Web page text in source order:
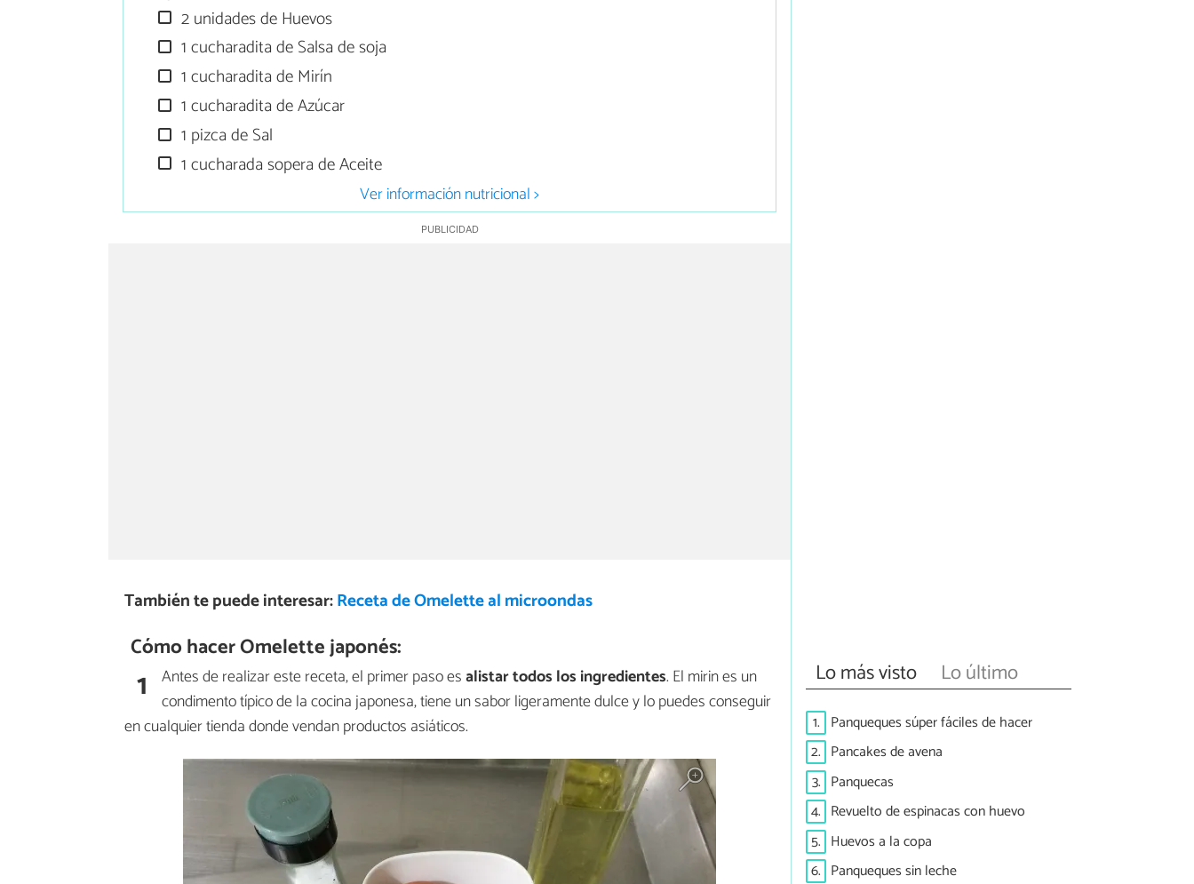
2 unidades de Huevos
1 cucharadita de Salsa de soja
1 cucharadita de Mirín
1 cucharadita de Azúcar
1 pizca de Sal
1 cucharada sopera de Aceite
Ver información nutricional >
También te puede interesar:Receta de Omelette al microondas
Cómo hacer Omelette japonés:
1 Antes de realizar este receta, el primer paso esalistar todos los ingredientes. El mirin es un
condimento típico de la cocina japonesa, tiene un sabor ligeramente dulce y lo puedes conseguir
en cualquier tienda donde vendan productos asiáticos.
Lo más visto Lo último
1. Panqueques súper fáciles de hacer
2. Pancakes de avena
3. Panquecas
4. Revuelto de espinacas con huevo
5. Huevos a la copa
6. Panqueques sin leche